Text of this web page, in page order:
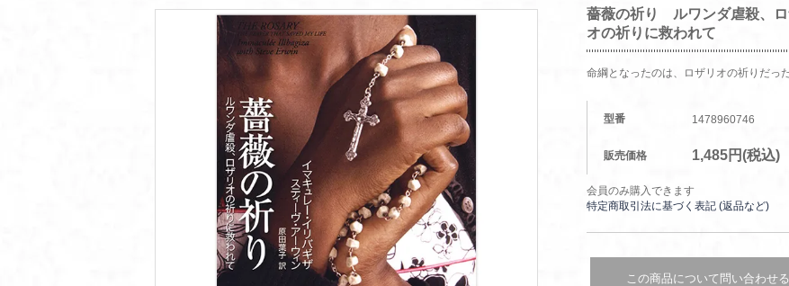
薔薇の祈り ルワンダ虐殺、ロ
オの祈りに救われて
命綱となったのは、ロザリオの祈りだった
型番 1478960746
販売価格 1,485円(税込)
会員のみ購入できます
特定商取引法に基づく表記 (返品など)
この商品について問い合わせる